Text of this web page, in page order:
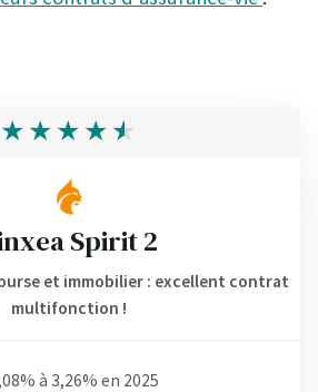
Spirit 2
et immobilier : excellent contrat
multifonction !
à 3,26% en 2025